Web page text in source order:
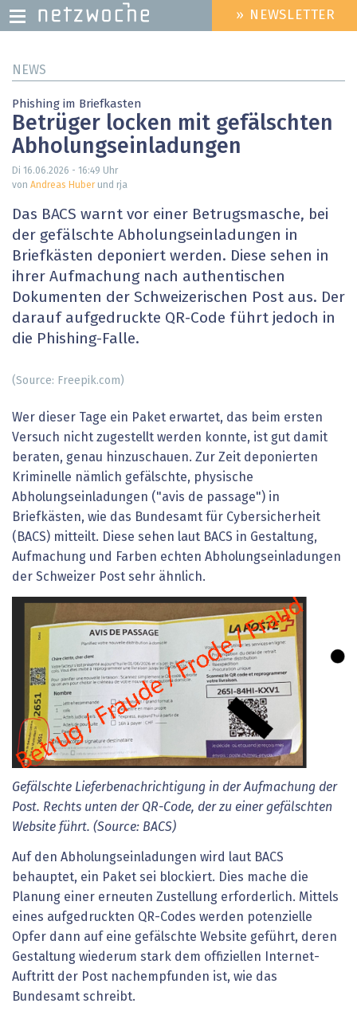
zum
HEADER
MENU
» NEWSLETTER
NEWS
Phishing im Briefkasten
Betrüger locken mit gefälschten
Abholungseinladungen
Di 16.06.2026 - 16:49 Uhr
von Andreas Huberund rja
Das BACS warnt vor einer Betrugsmasche, bei
der gefälschte Abholungseinladungen in
Briefkästen deponiert werden. Diese sehen in
ihrer Aufmachung nach authentischen
Dokumenten der Schweizerischen Post aus. Der
darauf aufgedruckte QR-Code führt jedoch in
die Phishing-Falle.
(Source: Freepik.com)
Wer dieser Tage ein Paket erwartet, das beim ersten
Versuch nicht zugestellt werden konnte, ist gut damit
beraten, genau hinzuschauen. Zur Zeit deponierten
Kriminelle nämlich gefälschte, physische
Abholungseinladungen ("avis de passage") in
Briefkästen, wie das Bundesamt für Cybersicherheit
(BACS) mitteilt. Diese sehen laut BACS in Gestaltung,
Aufmachung und Farben echten Abholungseinladungen
der Schweizer Post sehr ähnlich.
Gefälschte Lieferbenachrichtigung in der Aufmachung der
Post. Rechts unten der QR-Code, der zu einer gefälschten
Website führt. (Source: BACS)
Auf den Abholungseinladungen wird laut BACS
behauptet, ein Paket sei blockiert. Dies mache die
Planung einer erneuten Zustellung erforderlich. Mittels
eines aufgedruckten QR-Codes werden potenzielle
Opfer dann auf eine gefälschte Website geführt, deren
Gestaltung wiederum stark dem offiziellen Internet-
Auftritt der Post nachempfunden ist, wie das
Bundesamt schreibt.